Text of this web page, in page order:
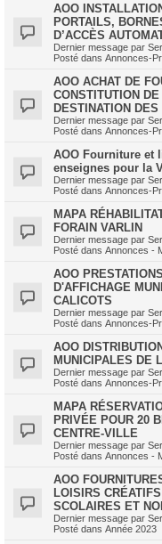
AOO
PORTAILS,
D’ACCÈS
Dernier message par
Posté dans Annonces-
AOO ACHAT DE
CONSTITUTION
DESTINATION
Dernier message par
Posté dans Annonces-
AOO Fourniture et
enseignes pour la
Dernier message par
Posté dans Annonces-
MAPA
FORAIN VARLIN
Dernier message par
Posté dans Annonces -
AOO
D'AFFICHAGE
CALICOTS
Dernier message par
Posté dans Annonces-
AOO
MUNICIPALES DE
Dernier message par
Posté dans Annonces-
MAPA
PRIVÉE POUR 20
CENTRE-VILLE
Dernier message par
Posté dans Annonces -
AOO
LOISIRS
SCOLAIRES ET
Dernier message par
Posté dans Année 2023